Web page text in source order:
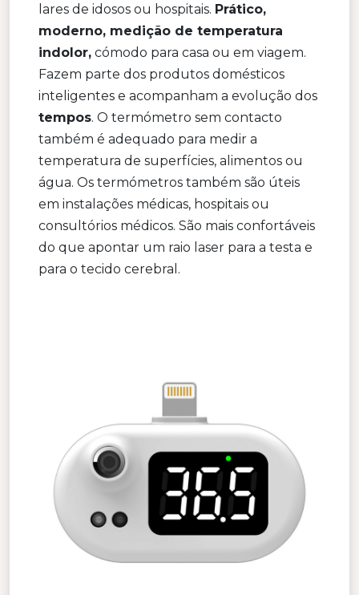
lares de idosos ou hospitais. Prático,
moderno, medição de temperatura
indolor, cómodo para casa ou em viagem.
Fazem parte dos produtos domésticos
inteligentes e acompanham a evolução dos
tempos. O termómetro sem contacto
também é adequado para medir a
temperatura de superfícies, alimentos ou
água. Os termómetros também são úteis
em instalações médicas, hospitais ou
consultórios médicos. São mais confortáveis
do que apontar um raio laser para a testa e
para o tecido cerebral.